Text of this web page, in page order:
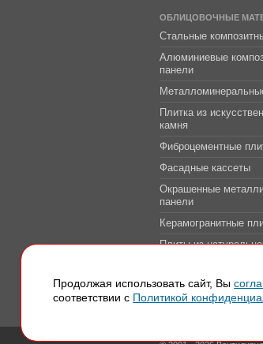
ОБЛИЦОВОЧНЫЕ
Стальные
Алюминиевые
панели
Плитка из
камня
Фиброцементные
Фасадные кассеты
Окрашенные
панели
Керамогранитные
Плиты из
декоративной
транспортных
Продолжая использовать сайт, Вы
соответствии с Политикой